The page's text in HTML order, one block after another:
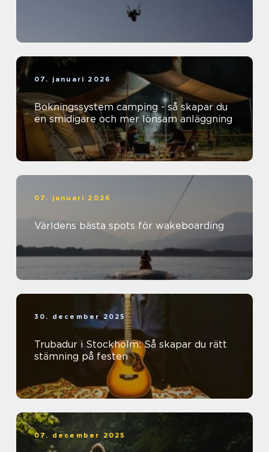
07. januari 2026
Bokningssystem camping - så skapar du
en smidigare och mer lönsam anläggning
07. januari 2026
Världens bästa spots för wakeboarding
30. december 2025
Trubadur i Stockholm: Så skapar du rätt
stämning på festen
07. december 2025